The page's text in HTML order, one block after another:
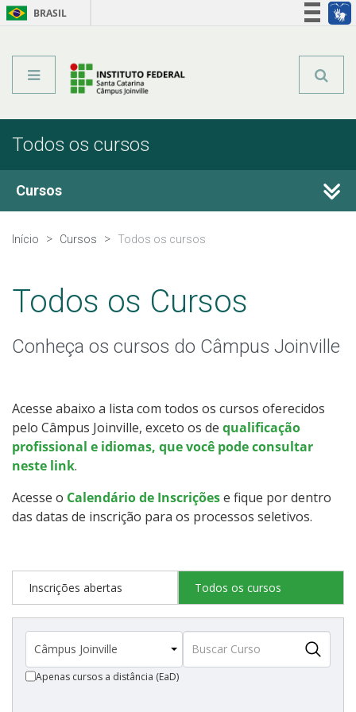
BRASIL
Todos os cursos
Cursos
Técnicos Integrados
Técnicos Subsequentes
Qualificação Profissional e Idiomas
Especialização
Todos os cursos
Processo de Inscrição
Resultados
Resultados Vagas Remanescentes
Início Cursos Todos os cursos
Todos os Cursos
Conheça os cursos do Câmpus Joinville
Acesse abaixo a lista com todos os cursos oferecidos
pelo Câmpus Joinville, exceto os de qualificação
profissional e idiomas, que você pode consultar
neste link.
Acesse o Calendário de Inscriçõese fique por dentro
das datas de inscrição para os processos seletivos.
Inscrições abertas Todos os cursos
Apenas cursos a distância (EaD)